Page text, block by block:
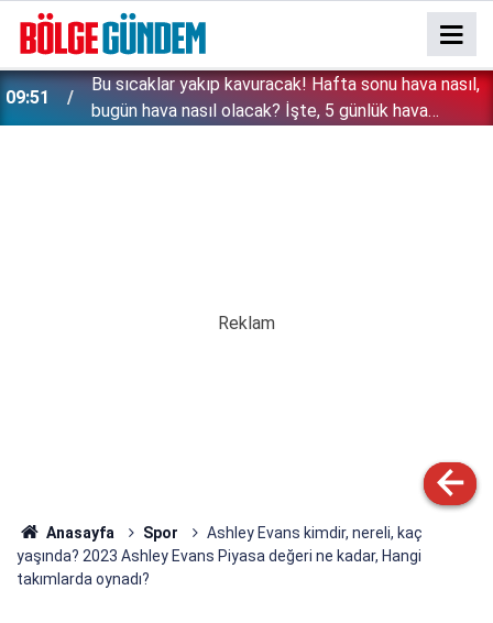
09:51
Bu sıcaklar yakıp kavuracak! Hafta sonu hava nasıl,
bugün hava nasıl olacak? İşte, 5 günlük hava
Anasayfa Spor
Ashley Evans kimdir, nereli, kaç
yaşında? 2023 Ashley Evans Piyasa değeri ne kadar, Hangi
takımlarda oynadı?